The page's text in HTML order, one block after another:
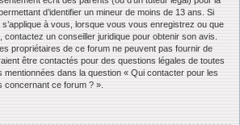
d’identifier un mineur de moins de 13 ans. Si
à vous, lorsque vous vous enregistrez ou que
contactez un conseiller juridique pour obtenir son avis.
propriétaires de ce forum ne peuvent pas fournir de
être contactés pour des questions légales de toutes
mentionnées dans la question « Qui contacter pour les
concernant ce forum ? ».